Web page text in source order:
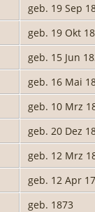
geb. 19 Sep
geb. 19 Okt
geb. 15 Jun
geb. 16 Mai
geb. 10 Mrz
geb. 20 Dez
geb. 12 Mrz
geb. 12 Apr
geb. 1873